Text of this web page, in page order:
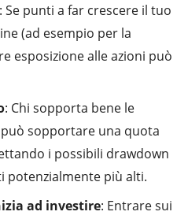
: Se punti a far crescere il tuo
(ad esempio per la
esposizione alle azioni può
: Chi sopporta bene le
sopportare una quota
i possibili drawdown
potenzialmente più alti.
ad investire: Entrare sui